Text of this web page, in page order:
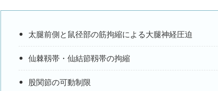
太腿前側と鼠径部の筋拘縮による大腿神経圧迫
仙棘靱帯・仙結節靱帯の拘縮
股関節の可動制限